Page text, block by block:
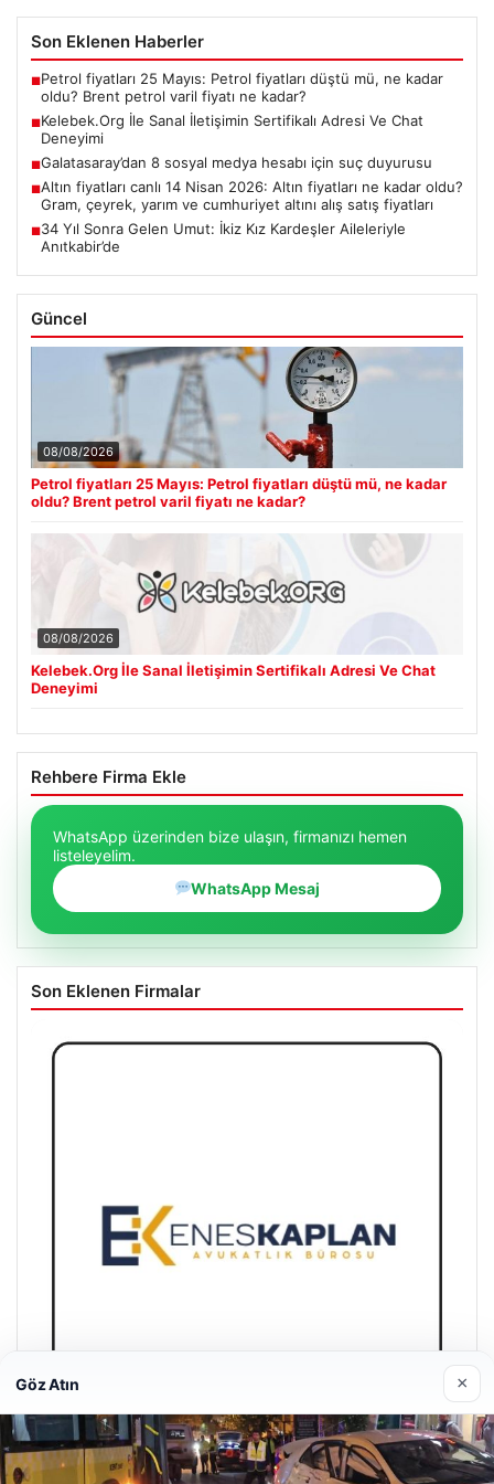
Son Eklenen Haberler
■Petrol fiyatları 25 Mayıs: Petrol fiyatları düştü mü, ne kadar
oldu? Brent petrol varil fiyatı ne kadar?
■Kelebek.Org İle Sanal İletişimin Sertifikalı Adresi Ve Chat
Deneyimi
■Galatasaray’dan 8 sosyal medya hesabı için suç duyurusu
■Altın fiyatları canlı 14 Nisan 2026: Altın fiyatları ne kadar oldu?
Gram, çeyrek, yarım ve cumhuriyet altını alış satış fiyatları
■34 Yıl Sonra Gelen Umut: İkiz Kız Kardeşler Aileleriyle
Anıtkabir’de
Güncel
08/08/2026
Petrol fiyatları 25 Mayıs: Petrol fiyatları düştü mü, ne kadar
oldu? Brent petrol varil fiyatı ne kadar?
08/08/2026
Kelebek.Org İle Sanal İletişimin Sertifikalı Adresi Ve Chat
Deneyimi
Rehbere Firma Ekle
WhatsApp üzerinden bize ulaşın, firmanızı hemen
listeleyelim.
WhatsApp Mesaj
Son Eklenen Firmalar
Enes Kaplan Avukatlık Bürosu
Göz Atın ×